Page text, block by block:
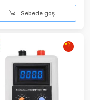
Sebede goş